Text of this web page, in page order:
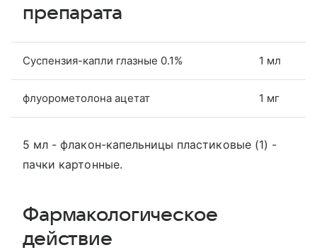
препарата
Суспензия-капли глазные 0.1% 1 мл
флуорометолона ацетат 1 мг
5 мл - флакон-капельницы пластиковые (1) -
пачки картонные.
Фармакологическое
действие